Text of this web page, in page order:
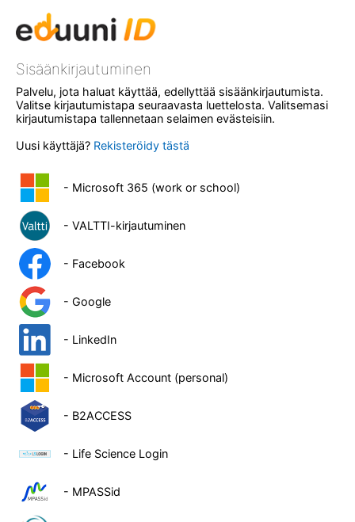
Sisäänkirjautuminen
Palvelu, jota haluat käyttää, edellyttää sisäänkirjautumista.
Valitse kirjautumistapa seuraavasta luettelosta. Valitsemasi
kirjautumistapa tallennetaan selaimen evästeisiin.
Uusi käyttäjä? Rekisteröidy tästä
- Microsoft 365 (work or school)
- VALTTI-kirjautuminen
- Facebook
- Google
- LinkedIn
- Microsoft Account (personal)
- B2ACCESS
- Life Science Login
- MPASSid